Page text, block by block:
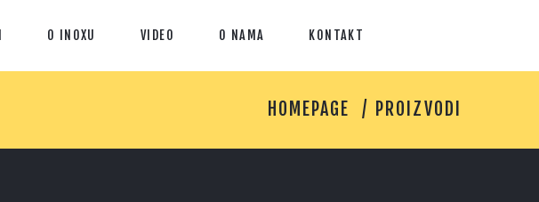
O INOXU VIDEO O NAMA KONTAKT
HOMEPAGE PROIZVODI